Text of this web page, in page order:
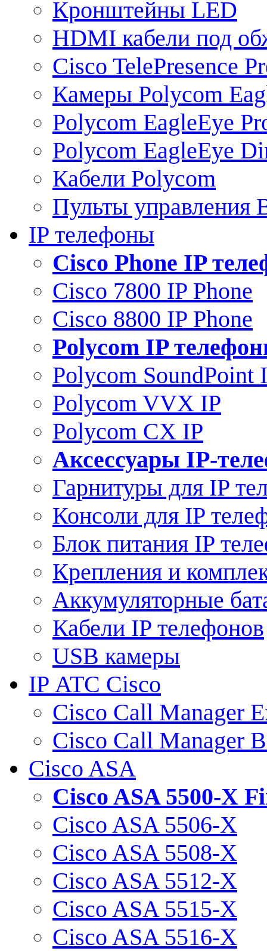
Кронштейны LED
HDMI кабели под
Cisco TelePresence
Камеры Polycom
Polycom EagleEye
Polycom EagleEye
Кабели Polycom
Пульты управления
IP телефоны
Сisco Phone IP
Cisco 7800 IP Phone
Cisco 8800 IP Phone
Polycom IP
Polycom SoundPoint
Polycom VVX IP
Polycom CX IP
Аксессуары IP-
Гарнитуры для IP
Консоли для IP
Блок питания IP
Крепления и
Аккумуляторные
Кабели IP телефонов
USB камеры
IP АТС Cisco
Cisco Call Manager
Cisco Call Manager
Cisco ASA
Cisco ASA 5500-X
Cisco ASA 5506-X
Cisco ASA 5508-X
Cisco ASA 5512-X
Cisco ASA 5515-X
Cisco ASA 5516-X